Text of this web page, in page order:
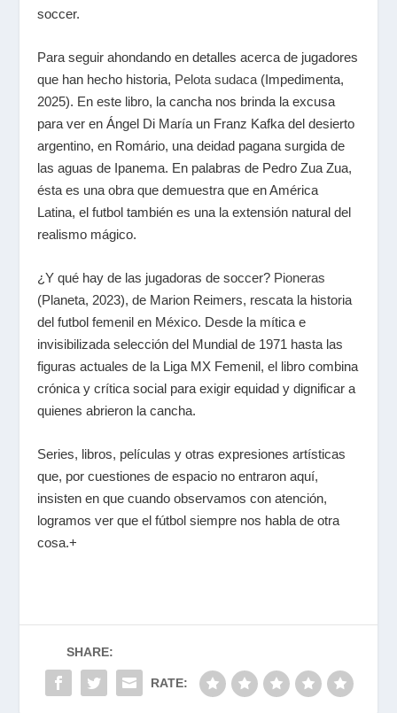
soccer.
Para seguir ahondando en detalles acerca de jugadores
que han hecho historia, Pelota sudaca (Impedimenta,
2025). En este libro, la cancha nos brinda la excusa
para ver en Ángel Di María un Franz Kafka del desierto
argentino, en Romário, una deidad pagana surgida de
las aguas de Ipanema. En palabras de Pedro Zua Zua,
ésta es una obra que demuestra que en América
Latina, el futbol también es una la extensión natural del
realismo mágico.
¿Y qué hay de las jugadoras de soccer? Pioneras
(Planeta, 2023), de Marion Reimers, rescata la historia
del futbol femenil en México. Desde la mítica e
invisibilizada selección del Mundial de 1971 hasta las
figuras actuales de la Liga MX Femenil, el libro combina
crónica y crítica social para exigir equidad y dignificar a
quienes abrieron la cancha.
Series, libros, películas y otras expresiones artísticas
que, por cuestiones de espacio no entraron aquí,
insisten en que cuando observamos con atención,
logramos ver que el fútbol siempre nos habla de otra
cosa.+
SHARE:
RATE: